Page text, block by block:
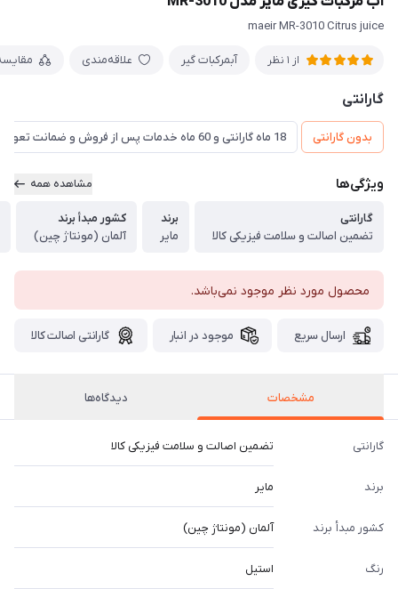
maeir MR-3010 Citrus juice
از 1 نظر آبمرکبات گیر علاقه‌مندی
گارانتی
بدون گارانتی 18 ماه گارانتی و 60 ماه خدمات پس از فروش و ضمانت تعویض
ویژگی‌ها مشاهده همه
گارانتی
تضمین اصالت و سلامت فیزیکی کالا
برند
مایر
کشور مبدأ برند
آلمان (مونتاژ چین)
محصول مورد نظر موجود نمی‌باشد.
ارسال سریع موجود در انبار گارانتی اصالت کالا
مشخصات دیدگاه‌ها
گارانتی تضمین اصالت و سلامت فیزیکی کالا
برند مایر
کشور مبدأ برند آلمان (مونتاژ چین)
رنگ استیل